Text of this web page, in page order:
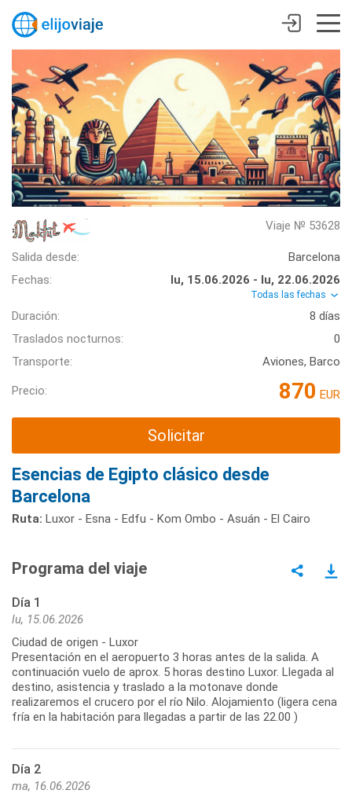
Viaje № 53628
Salida desde:
Barcelona
Fechas:
lu, 15.06.2026 - lu, 22.06.2026
Todas las fechas
Duración:
8 días
Traslados nocturnos:
0
Transporte:
Aviones, Barco
Precio: 870 EUR
Solicitar
Esencias de Egipto clásico desde
Barcelona
Ruta: Luxor - Esna - Edfu - Kom Ombo - Asuán - El Cairo
Programa del viaje
Día 1
lu, 15.06.2026
Ciudad de origen - Luxor
Presentación en el aeropuerto 3 horas antes de la salida. A
continuación vuelo de aprox. 5 horas destino Luxor. Llegada al
destino, asistencia y traslado a la motonave donde
realizaremos el crucero por el río Nilo. Alojamiento (ligera cena
fría en la habitación para llegadas a partir de las 22.00 )
Día 2
ma, 16.06.2026